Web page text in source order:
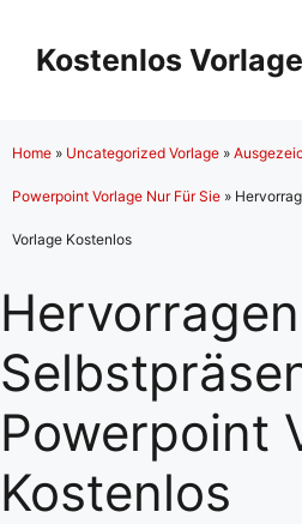
Inhalt
springen
Kostenlos
Home » Uncategorized Vorlage »
Powerpoint Vorlage Nur Für Sie »
Vorlage Kostenlos
Hervorragen
Powerpoint
Kostenlos